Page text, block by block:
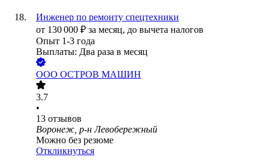
Инженер по ремонту спецтехники
от 130 000 ₽ за месяц, до вычета налогов
Опыт 1-3 года
Выплаты: Два раза в месяц
ООО ОСТРОВ МАШИН
3.7
•
13 отзывов
Воронеж, р-н Левобережный
Можно без резюме
Откликнуться